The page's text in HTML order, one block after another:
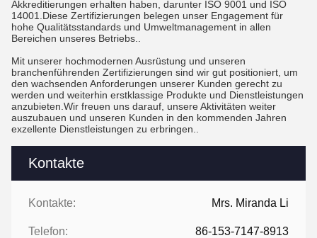
Kontakte
Kontakte: Mrs. Miranda Li
Telefon: 86-153-7147-8913
Akkreditierungen erhalten haben, darunter ISO 9001 und ISO
14001.Diese Zertifizierungen belegen unser Engagement für
hohe Qualitätsstandards und Umweltmanagement in allen
Bereichen unseres Betriebs..
Mit unserer hochmodernen Ausrüstung und unseren
branchenführenden Zertifizierungen sind wir gut positioniert, um
den wachsenden Anforderungen unserer Kunden gerecht zu
werden und weiterhin erstklassige Produkte und Dienstleistungen
anzubieten.Wir freuen uns darauf, unsere Aktivitäten weiter
auszubauen und unseren Kunden in den kommenden Jahren
exzellente Dienstleistungen zu erbringen..